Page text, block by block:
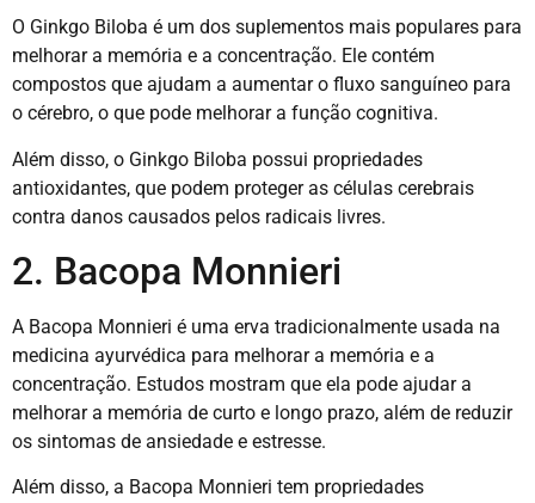
O Ginkgo Biloba é um dos suplementos mais populares para
melhorar a memória e a concentração. Ele contém
compostos que ajudam a aumentar o fluxo sanguíneo para
o cérebro, o que pode melhorar a função cognitiva.
Além disso, o Ginkgo Biloba possui propriedades
antioxidantes, que podem proteger as células cerebrais
contra danos causados pelos radicais livres.
2. Bacopa Monnieri
A Bacopa Monnieri é uma erva tradicionalmente usada na
medicina ayurvédica para melhorar a memória e a
concentração. Estudos mostram que ela pode ajudar a
melhorar a memória de curto e longo prazo, além de reduzir
os sintomas de ansiedade e estresse.
Além disso, a Bacopa Monnieri tem propriedades